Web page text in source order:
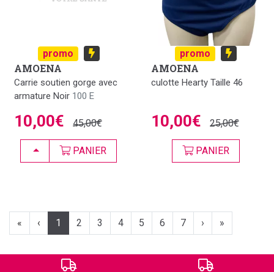
promo
AMOENA
Carrie soutien gorge avec
armature Noir 100 E
10,00€ 45,00€
CHOISIR PANIER
promo
AMOENA
culotte Hearty Taille 46
10,00€ 25,00€
PANIER
« ‹ 1 2 3 4 5 6 7 › »